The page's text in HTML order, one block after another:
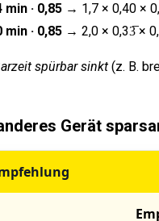
min · 0,85 → 1,7 × 0,40 ×
min · 0,85 → 2,0 × 0,33̅ ×
spürbar sinkt (z. B.
Gerät